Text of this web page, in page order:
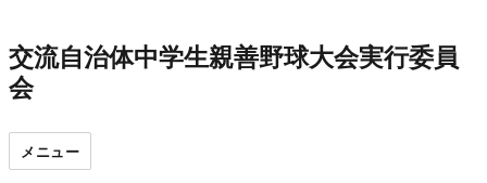
交流自治体中学生親善野球大会実行委員
会
メニュー